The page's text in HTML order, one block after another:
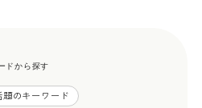
ドから探す
題のキーワード